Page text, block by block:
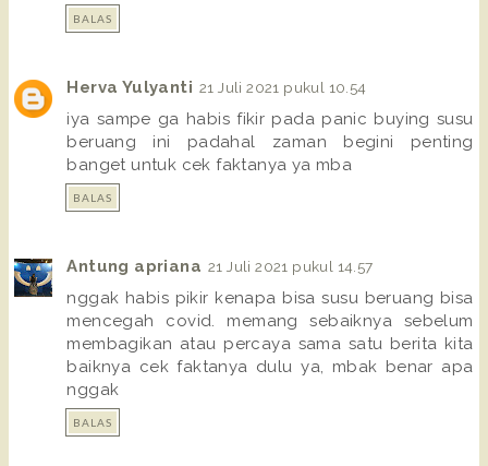
BALAS
Herva Yulyanti 21 Juli 2021 pukul 10.54
iya sampe ga habis fikir pada panic buying susu
beruang ini padahal zaman begini penting
banget untuk cek faktanya ya mba
BALAS
Antung apriana 21 Juli 2021 pukul 14.57
nggak habis pikir kenapa bisa susu beruang bisa
mencegah covid. memang sebaiknya sebelum
membagikan atau percaya sama satu berita kita
baiknya cek faktanya dulu ya, mbak benar apa
nggak
BALAS